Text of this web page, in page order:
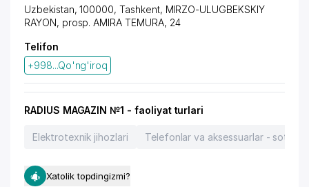
Uzbekistan, 100000, Tashkent, MIRZO-ULUGBEKSKIY
RAYON, prosp. AMIRA TEMURA, 24
Telifon
+998...Qo'ng'iroq
RADIUS MAGAZIN №1 - faoliyat turlari
Elektrotexnik jihozlari Telefonlar va aksessuarlar - sotish,
Xatolik topdingizmi?